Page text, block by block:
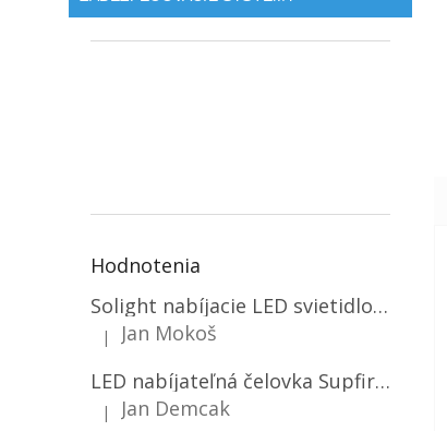
Hodnotenia
Solight nabíjacie LED svietidlo, 600lm, 2200mAh Li-Ion, USB nabíjanie [WN22]
Hodnotenie produktu je 5 z 5 hviezdičiek.
|
Jan Mokoš
LED nabíjateľná čelovka Supfire HL06, 3 módy + SOS + senzor, nabíjanie cez Micro-USB, 5W, 500lm, 300m
Hodnotenie produktu je 5 z 5 hviezdičiek.
| Jan Demcak